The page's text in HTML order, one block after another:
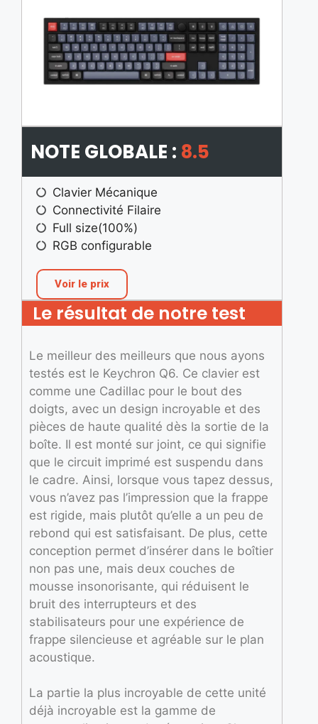
NOTE GLOBALE : 8.5
Clavier Mécanique
Connectivité Filaire
Full size(100%)
RGB configurable
Voir le prix
Le résultat de notre test
Le meilleur des meilleurs que nous ayons
testés est le Keychron Q6. Ce clavier est
comme une Cadillac pour le bout des
doigts, avec un design incroyable et des
pièces de haute qualité dès la sortie de la
boîte. Il est monté sur joint, ce qui signifie
que le circuit imprimé est suspendu dans
le cadre. Ainsi, lorsque vous tapez dessus,
vous n’avez pas l’impression que la frappe
est rigide, mais plutôt qu’elle a un peu de
rebond qui est satisfaisant. De plus, cette
conception permet d’insérer dans le boîtier
non pas une, mais deux couches de
mousse insonorisante, qui réduisent le
bruit des interrupteurs et des
stabilisateurs pour une expérience de
frappe silencieuse et agréable sur le plan
acoustique.
La partie la plus incroyable de cette unité
déjà incroyable est la gamme de